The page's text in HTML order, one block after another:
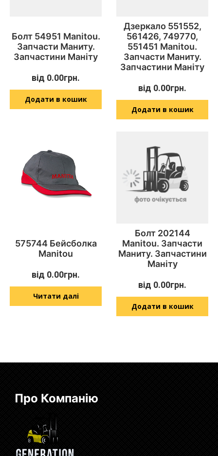
Болт 54951 Manitou.
Запчасти Маниту.
Запчастини Маніту
від 0.00грн.
Додати в кошик
Дзеркало 551552,
561426, 749770,
551451 Manitou.
Запчасти Маниту.
Запчастини Маніту
від 0.00грн.
Додати в кошик
575744 Бейсболка
Manitou
від 0.00грн.
Читати далі
Болт 202144
Manitou. Запчасти
Маниту. Запчастини
Маніту
від 0.00грн.
Додати в кошик
Про Компанію